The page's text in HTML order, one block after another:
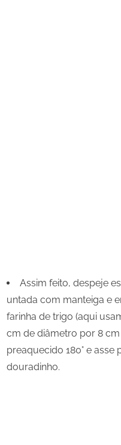
Assim feito, despeje
untada com manteiga e
farinha de trigo (aqui
cm de diâmetro por 8
preaquecido 180° e
douradinho.